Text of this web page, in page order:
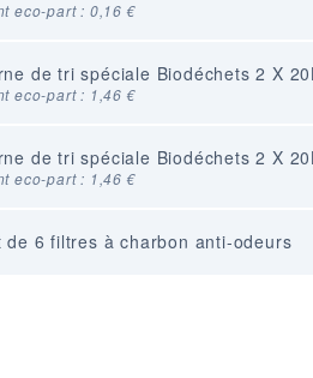
eco-part : 0,16 €
de tri spéciale Biodéchets 2 X
eco-part : 1,46 €
de tri spéciale Biodéchets 2 X
eco-part : 1,46 €
de 6 filtres à charbon anti-odeurs